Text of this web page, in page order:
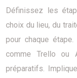
Définissez les
choix du lieu, du
pour chaque
comme Trello ou
préparatifs.